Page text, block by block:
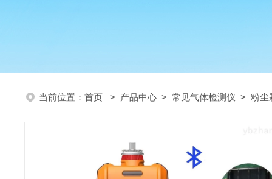
当前位置： 首页 > 产品中心 > 常见气体检测仪 > 粉尘